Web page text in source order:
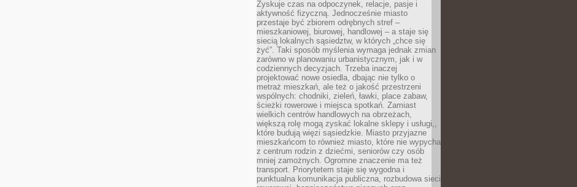
Zyskuje czas na odpoczynek, relacje, pasje i
aktywność fizyczną. Jednocześnie miasto
przestaje być zbiorem odrębnych stref –
mieszkaniowej, biurowej, handlowej – a staje się
siecią lokalnych sąsiedztw, w których „chce się
żyć”. Taki sposób myślenia wymaga jednak zmian
zarówno w planowaniu urbanistycznym, jak i w
codziennych decyzjach. Trzeba inaczej
projektować nowe osiedla, dbając nie tylko o
metraż mieszkań, ale też o jakość przestrzeni
wspólnych: chodniki, zieleń, ławki, place zabaw,
ścieżki rowerowe i miejsca spotkań. Zamiast
wielkich centrów handlowych na obrzeżach,
większą rolę mogą zyskać lokalne sklepy i usługi,,
które budują więzi sąsiedzkie. Miasto przyjazne
mieszkańcom to również miasto, które nie wypycha
z centrum rodzin z dziećmi, seniorów czy osób
mniej zamożnych. Ogromne znaczenie ma też
transport. Priorytetem staje się wygodna i
punktualna komunikacja publiczna, rozbudowa sieci